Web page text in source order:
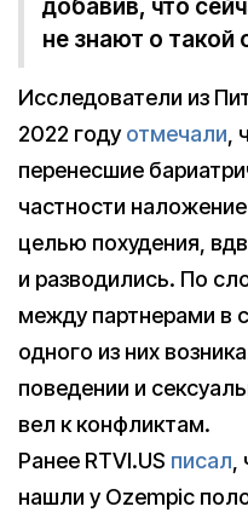
добавив, что
не знают о такой
Исследователи из
2022 годуотмечали,
перенесшие
частности
целью похудения,
и разводились. По
между партнерами в
одного из них
поведении и
вел к конфликтам.
Ранее RTVI.US писал,
нашли у Ozempic